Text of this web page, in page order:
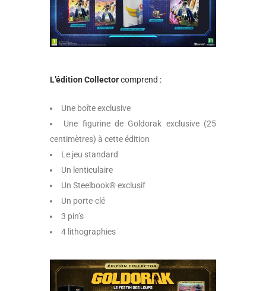
L’édition Collectorcomprend :
Une boîte exclusive
Une figurine de Goldorak exclusive (25
centimètres) à cette édition
Le jeu standard
Un lenticulaire
Un Steelbook® exclusif
Un porte-clé
3 pin’s
4 lithographies